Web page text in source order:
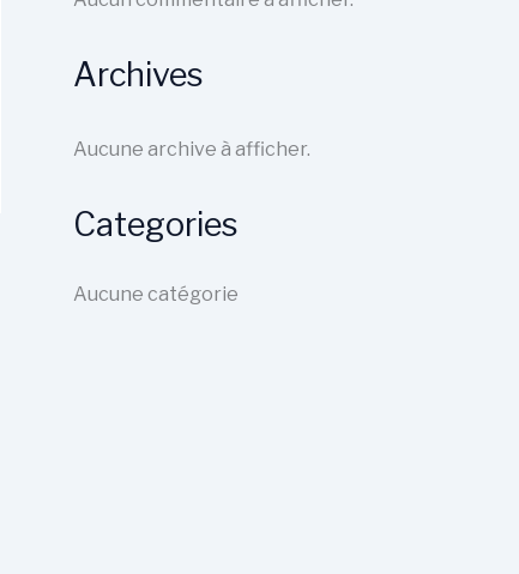
Archives
Aucune archive à afficher.
Categories
Aucune catégorie